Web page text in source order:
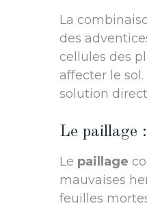
La
des
cellules des
affecter le
solution
Le paillage
Le paillage
mauvaises
feuilles